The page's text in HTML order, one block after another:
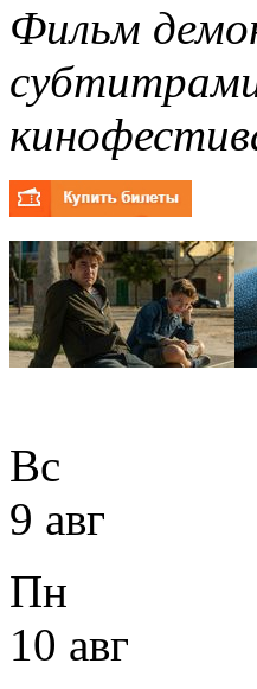
Фильм
Вс
9 авг
Пн
10 авг